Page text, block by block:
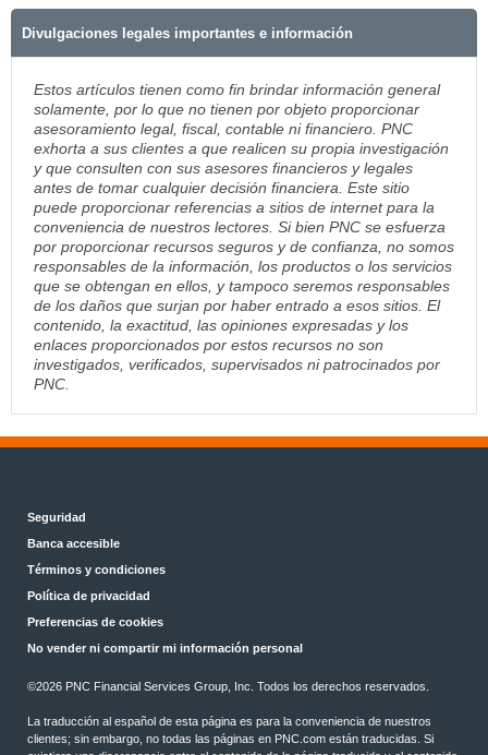
Divulgaciones legales importantes e información
Estos artículos tienen como fin brindar información general
solamente, por lo que no tienen por objeto proporcionar
asesoramiento legal, fiscal, contable ni financiero. PNC
exhorta a sus clientes a que realicen su propia investigación
y que consulten con sus asesores financieros y legales
antes de tomar cualquier decisión financiera. Este sitio
puede proporcionar referencias a sitios de internet para la
conveniencia de nuestros lectores. Si bien PNC se esfuerza
por proporcionar recursos seguros y de confianza, no somos
responsables de la información, los productos o los servicios
que se obtengan en ellos, y tampoco seremos responsables
de los daños que surjan por haber entrado a esos sitios. El
contenido, la exactitud, las opiniones expresadas y los
enlaces proporcionados por estos recursos no son
investigados, verificados, supervisados ni patrocinados por
PNC.
Seguridad
Banca accesible
Términos y condiciones
Política de privacidad
Preferencias de cookies
No vender ni compartir mi información personal
©2026 PNC Financial Services Group, Inc. Todos los derechos reservados.
La traducción al español de esta página es para la conveniencia de nuestros
clientes; sin embargo, no todas las páginas en PNC.com están traducidas. Si